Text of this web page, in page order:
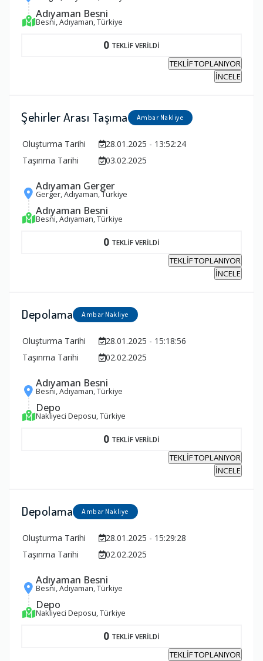
Adıyaman Besni
Besni, Adıyaman, Türkiye
0 TEKLİF VERİLDİ
TEKLİF TOPLANIYOR
İNCELE
Şehirler Arası Taşıma Ambar Nakliye
Oluşturma Tarihi
28.01.2025 - 13:52:24
Taşınma Tarihi
03.02.2025
Adıyaman Gerger
Gerger, Adıyaman, Türkiye
Adıyaman Besni
Besni, Adıyaman, Türkiye
0 TEKLİF VERİLDİ
TEKLİF TOPLANIYOR
İNCELE
Depolama Ambar Nakliye
Oluşturma Tarihi
28.01.2025 - 15:18:56
Taşınma Tarihi
02.02.2025
Adıyaman Besni
Besni, Adıyaman, Türkiye
Depo
Nakliyeci Deposu, Türkiye
0 TEKLİF VERİLDİ
TEKLİF TOPLANIYOR
İNCELE
Depolama Ambar Nakliye
Oluşturma Tarihi
28.01.2025 - 15:29:28
Taşınma Tarihi
02.02.2025
Adıyaman Besni
Besni, Adıyaman, Türkiye
Depo
Nakliyeci Deposu, Türkiye
0 TEKLİF VERİLDİ
TEKLİF TOPLANIYOR